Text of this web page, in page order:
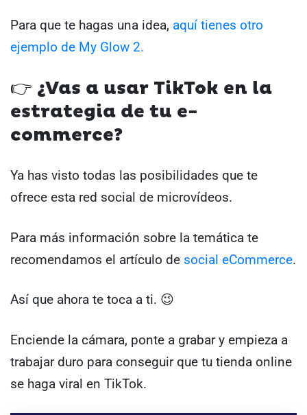
Para que te hagas una idea, aquí tienes otro
ejemplo de My Glow 2.
👉 ¿Vas a usar TikTok en la
estrategia de tu e-
commerce?
Ya has visto todas las posibilidades que te
ofrece esta red social de microvídeos.
Para más información sobre la temática te
recomendamos el artículo de social eCommerce.
Así que ahora te toca a ti. 😉
Enciende la cámara, ponte a grabar y empieza a
trabajar duro para conseguir que tu tienda online
se haga viral en TikTok.